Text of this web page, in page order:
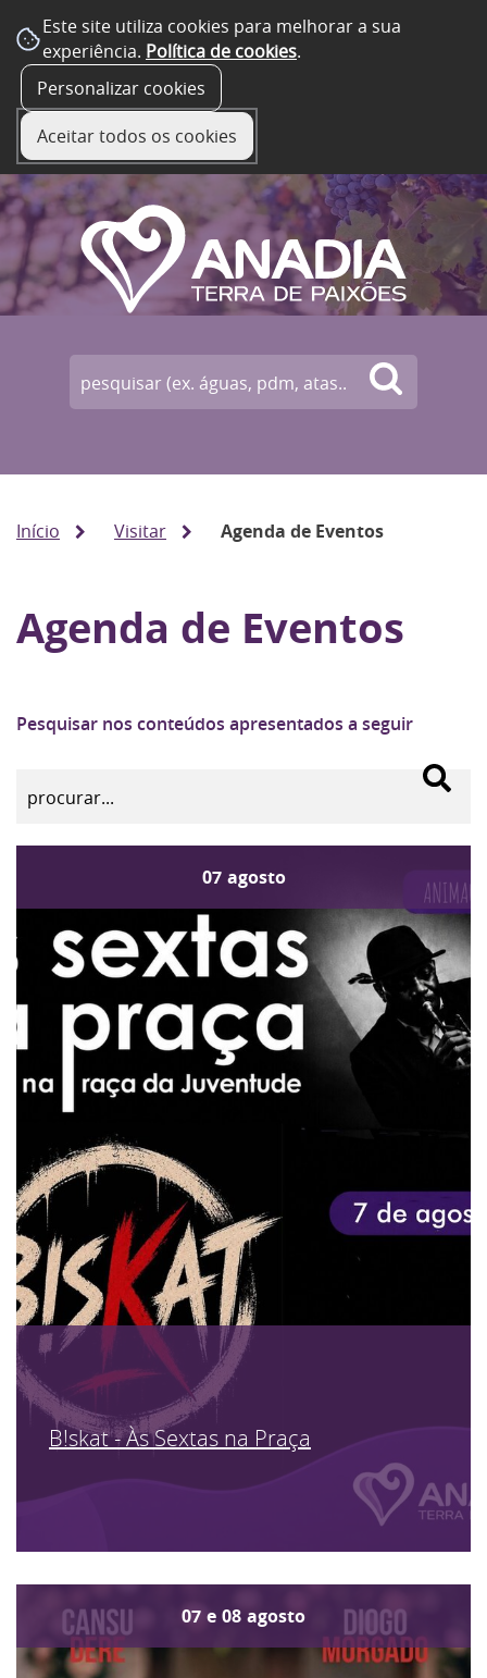
Este site utiliza cookies para melhorar a sua
experiência. Política de cookies.
Personalizar cookies
Aceitar todos os cookies
Início Visitar Agenda de Eventos
Agenda de Eventos
Pesquisar nos conteúdos apresentados a seguir
07 agosto
B!skat - Às Sextas na Praça
07 e 08 agosto